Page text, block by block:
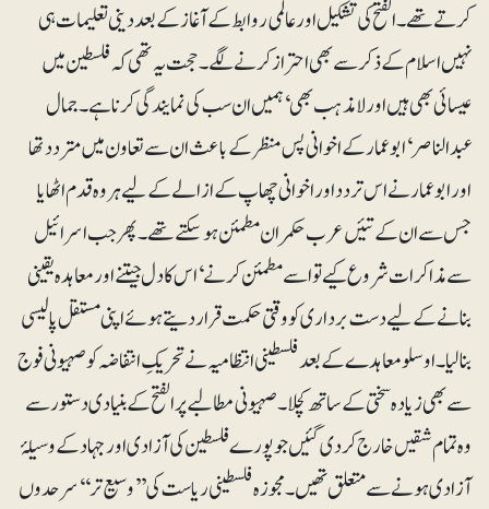
کرتے تھے۔ الفتح کی تشکیل اور عالمی روابط کے آغاز کے بعد دینی تعلیمات ہی
نہیں اسلام کے ذکر سے بھی احتراز کرنے لگے۔ حجت یہ تھی کہ فلسطین میں
عیسائی بھی ہیں اور لامذہب بھی‘ ہمیں ان سب کی نمایندگی کرنا ہے۔ جمال
عبدالناصر‘ابوعمار کے اخوانی پس منظر کے باعث ان سے تعاون میں متردد تھا
اور ابوعمار نے اس تردد اور اخوانی چھاپ کے ازالے کے لیے ہر وہ قدم اٹھایا
جس سے ان کے تئیں عرب حکمران مطمئن ہو سکتے تھے۔ پھر جب اسرائیل
سے مذاکرات شروع کیے تو اسے مطمئن کرنے‘ اس کا دل جیتنے اور معاہدہ یقینی
بنانے کے لیے دست برداری کو وقتی حکمت قرار دیتے ہوئے اپنی مستقل پالیسی
بنا لیا۔ اوسلو معاہدے کے بعد فلسطینی انتظامیہ نے تحریکِ انتفاضہ کو صہیونی فوج
سے بھی زیادہ سختی کے ساتھ کچلا۔ صہیونی مطالبے پر الفتح کے بنیادی دستور سے
وہ تمام شقیں خارج کر دی گئیں جو پورے فلسطین کی آزادی اور جہاد کے وسیلۂ
آزادی ہونے سے متعلق تھیں۔ مجوزہ فلسطینی ریاست کی ’’وسیع تر‘‘ سرحدوں